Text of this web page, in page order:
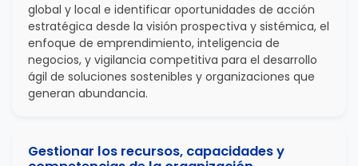
global y local e identificar oportunidades de acción
estratégica desde la visión prospectiva y sistémica, el
enfoque de emprendimiento, inteligencia de
negocios, y vigilancia competitiva para el desarrollo
ágil de soluciones sostenibles y organizaciones que
generan abundancia.
Gestionar los recursos, capacidades y